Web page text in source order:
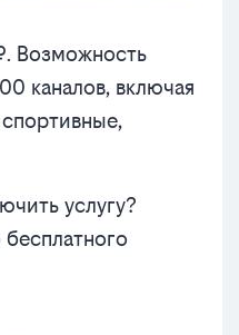
Возможность
каналов, включая
услугу?